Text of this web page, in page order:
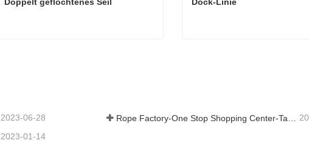
2023-06-28 Rope Factory-One Stop Shopping Center-Tai an Rope LTD
2023-01-14